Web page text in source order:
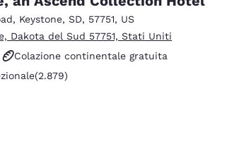
, Keystone, SD, 57751, US
Dakota del Sud 57751, Stati Uniti
Colazione continentale gratuita
Eccezionale. 2879 recensioni
(2.879)